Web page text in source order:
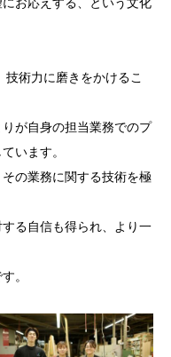
術力に磨きをかけるこ
が自身の担当業務でのプ
います。
の業務に関する技術を極
る自信も得られ、より一
。